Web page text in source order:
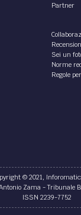
Partner
Sei un
Norme
Regole
© 2021,
Zama - Tribunale
ISSN 2239-7752